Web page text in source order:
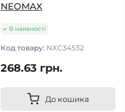
NEOMAX
В наявності
Код товару: NXC34532
268.63 грн.
До кошика